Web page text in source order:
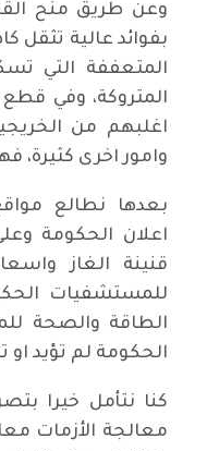
وعن طريق منح
بفوائد عالية تثقل
المتعففة التي
المتروكة، وفي
اغلبهم من
وامور اخرى كثيرة،
بعدها نطالع
اعلان الحكومة
قنينة الغاز
للمستشفيات
الطاقة والصحة
الحكومة لم تؤيد
كنا نتأمل خيرا
معالجة الأزمات